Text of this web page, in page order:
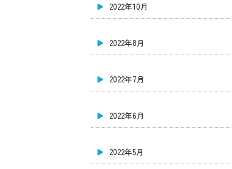
2022年10月
2022年8月
2022年7月
2022年6月
2022年5月